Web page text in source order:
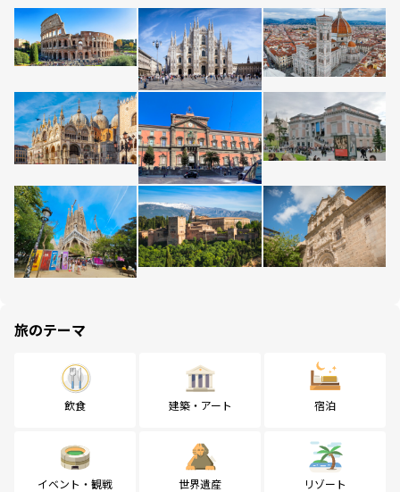
旅のテーマ
飲食 建築・アート 宿泊
イベント・観戦 世界遺産 リゾート